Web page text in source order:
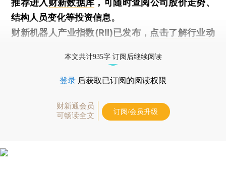
推荐进入财新数据库 ，可随时查阅公司股价走势、
结构人员变化等投资信息。
财新机器人产业指数(RII)已发布， 点击了解行业动
本文共计935字 订阅后继续阅读
登录 后获取已订阅的阅读权限
财新通会员
可畅读全文
订阅/会员升级